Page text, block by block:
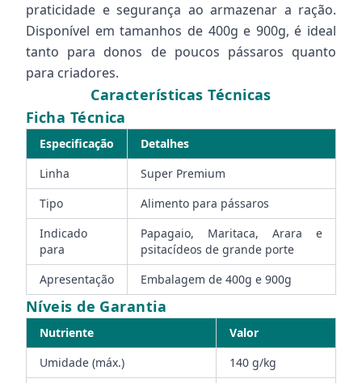
praticidade e segurança ao armazenar a ração.
Disponível em tamanhos de 400g e 900g, é ideal
tanto para donos de poucos pássaros quanto
para criadores.
Características Técnicas
Ficha Técnica
Especificação
Detalhes
Linha
Super Premium
Tipo
Alimento para pássaros
Indicado
para
Papagaio, Maritaca, Arara e
psitacídeos de grande porte
Apresentação
Embalagem de 400g e 900g
Níveis de Garantia
Nutriente
Valor
Umidade (máx.)
140 g/kg